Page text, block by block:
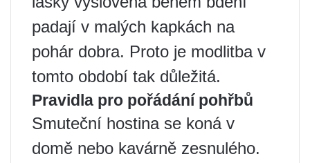
padají v malých kapkách na
pohár dobra. Proto je modlitba v
tomto období tak důležitá.
Pravidla pro pořádání pohřbů
Smuteční hostina se koná v
domě nebo kavárně zesnulého.